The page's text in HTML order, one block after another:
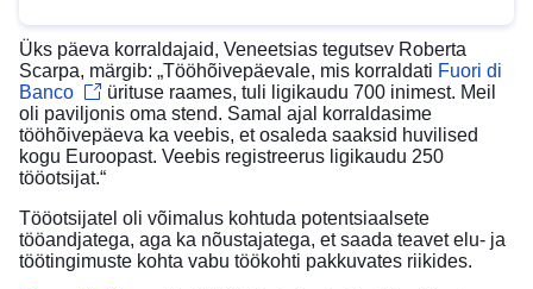
Üks päeva korraldajaid, Veneetsias tegutsev Roberta
Scarpa, märgib: „Tööhõivepäevale, mis korraldati Fuori di
Banco
ürituse raames, tuli ligikaudu 700 inimest. Meil
oli paviljonis oma stend. Samal ajal korraldasime
tööhõivepäeva ka veebis, et osaleda saaksid huvilised
kogu Euroopast. Veebis registreerus ligikaudu 250
tööotsijat.“
Tööotsijatel oli võimalus kohtuda potentsiaalsete
tööandjatega, aga ka nõustajatega, et saada teavet elu- ja
töötingimuste kohta vabu töökohti pakkuvates riikides.